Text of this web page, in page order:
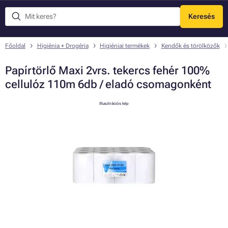
Keresés
Menü
Főoldal Higiénia + Drogéria Higiéniai termékek Kendők és törölközők
Papírtörlő Maxi 2vrs. tekercs fehér 100%
cellulóz 110m 6db / eladó csomagonként
Illusztrációs kép